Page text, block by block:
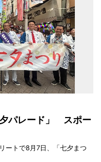
パレード」 スポー
ートで8月7日、「七夕まつ